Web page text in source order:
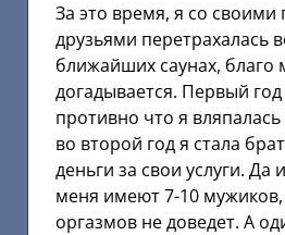
За это время, я со своими
друзьями перетрахалась
ближайших саунах, благо
догадывается. Первый
противно что я вляпалась
во второй год я стала
деньги за свои услуги. Да
меня имеют 7-10
оргазмов не доведет. А